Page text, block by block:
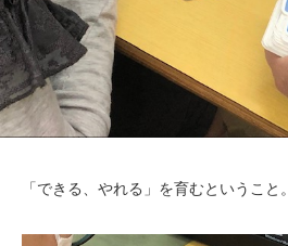
「できる、やれる」を育むということ。